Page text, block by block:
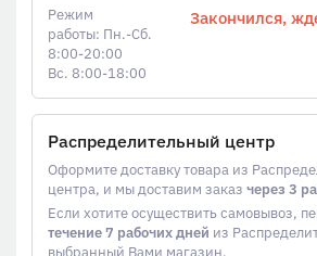
Режим
работы: Пн.-Сб.
8:00-20:00
Вс. 8:00-18:00
Закончился,
Распределительный центр
Оформите доставку товара из
центра, и мы доставим заказ через 3
Если хотите осуществить самовывоз,
течение 7 рабочих дней из
выбранный Вами магазин.